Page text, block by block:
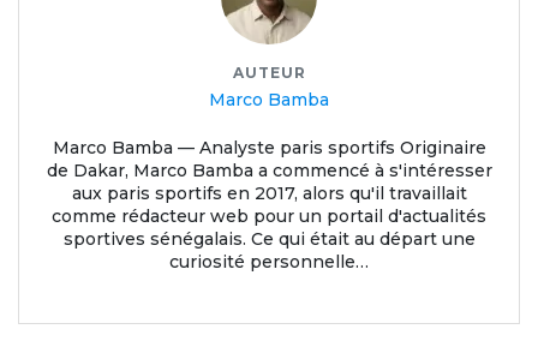
AUTEUR
Marco Bamba
Marco Bamba — Analyste paris sportifs Originaire
de Dakar, Marco Bamba a commencé à s'intéresser
aux paris sportifs en 2017, alors qu'il travaillait
comme rédacteur web pour un portail d'actualités
sportives sénégalais. Ce qui était au départ une
curiosité personnelle…